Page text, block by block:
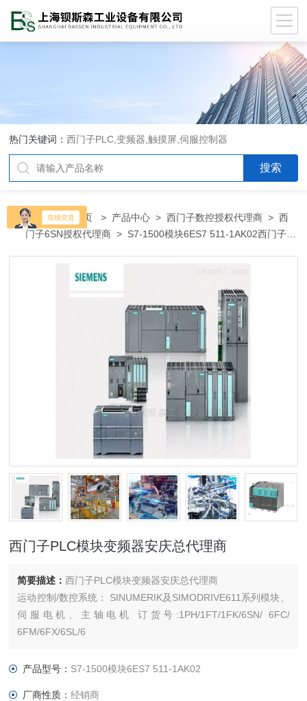
热门关键词：西门子PLC,变频器,触摸屏,伺服控制器
当前位置：首页 > 产品中心 >西门子数控授权代理商 >西
门子6SN授权代理商 > S7-1500模块6ES7 511-1AK02西门子
西门子PLC模块变频器安庆总代理商
简要描述：西门子PLC模块变频器安庆总代理商
运动控制/数控系统： SINUMERIK及SIMODRIVE611系列模块、
伺服电机、主轴电机 订货号:1PH/1FT/1FK/6SN/ 6FC/
6FM/6FX/6SL/6
SP 变频器V系列 MM系列 6SE70停产工程型变频器，及相对应
产品型号： S7-1500模块6ES7 511-1AK02
厂商性质：经销商